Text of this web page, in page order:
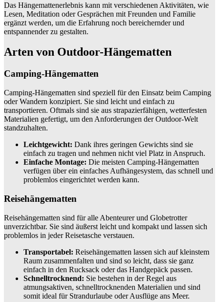
Das Hängemattenerlebnis kann mit verschiedenen Aktivitäten, wie
Lesen, Meditation oder Gesprächen mit Freunden und Familie
ergänzt werden, um die Erfahrung noch bereichernder und
entspannender zu gestalten.
Arten von Outdoor-Hängematten
Camping-Hängematten
Camping-Hängematten sind speziell für den Einsatz beim Camping
oder Wandern konzipiert. Sie sind leicht und einfach zu
transportieren. Oftmals sind sie aus strapazierfähigen, wetterfesten
Materialien gefertigt, um den Anforderungen der Outdoor-Welt
standzuhalten.
Leichtgewicht: Dank ihres geringen Gewichts sind sie
einfach zu tragen und nehmen nicht viel Platz in Anspruch.
Einfache Montage: Die meisten Camping-Hängematten
verfügen über ein einfaches Aufhängesystem, das schnell und
problemlos eingerichtet werden kann.
Reisehängematten
Reisehängematten sind für alle Abenteurer und Globetrotter
unverzichtbar. Sie sind äußerst leicht und kompakt und lassen sich
problemlos in jeder Reisetasche verstauen.
Transportabel: Reisehängematten lassen sich auf kleinstem
Raum zusammenfalten und sind so leicht, dass sie ganz
einfach in den Rucksack oder das Handgepäck passen.
Schnelltrocknend: Sie bestehen in der Regel aus
atmungsaktiven, schnelltrocknenden Materialien und sind
somit ideal für Strandurlaube oder Ausflüge ans Meer.